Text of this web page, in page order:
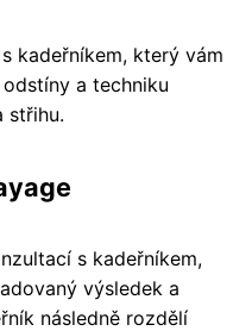
kadeřníkem, který vám
a techniku
střihu.
s kadeřníkem,
výsledek a
následně rozdělí